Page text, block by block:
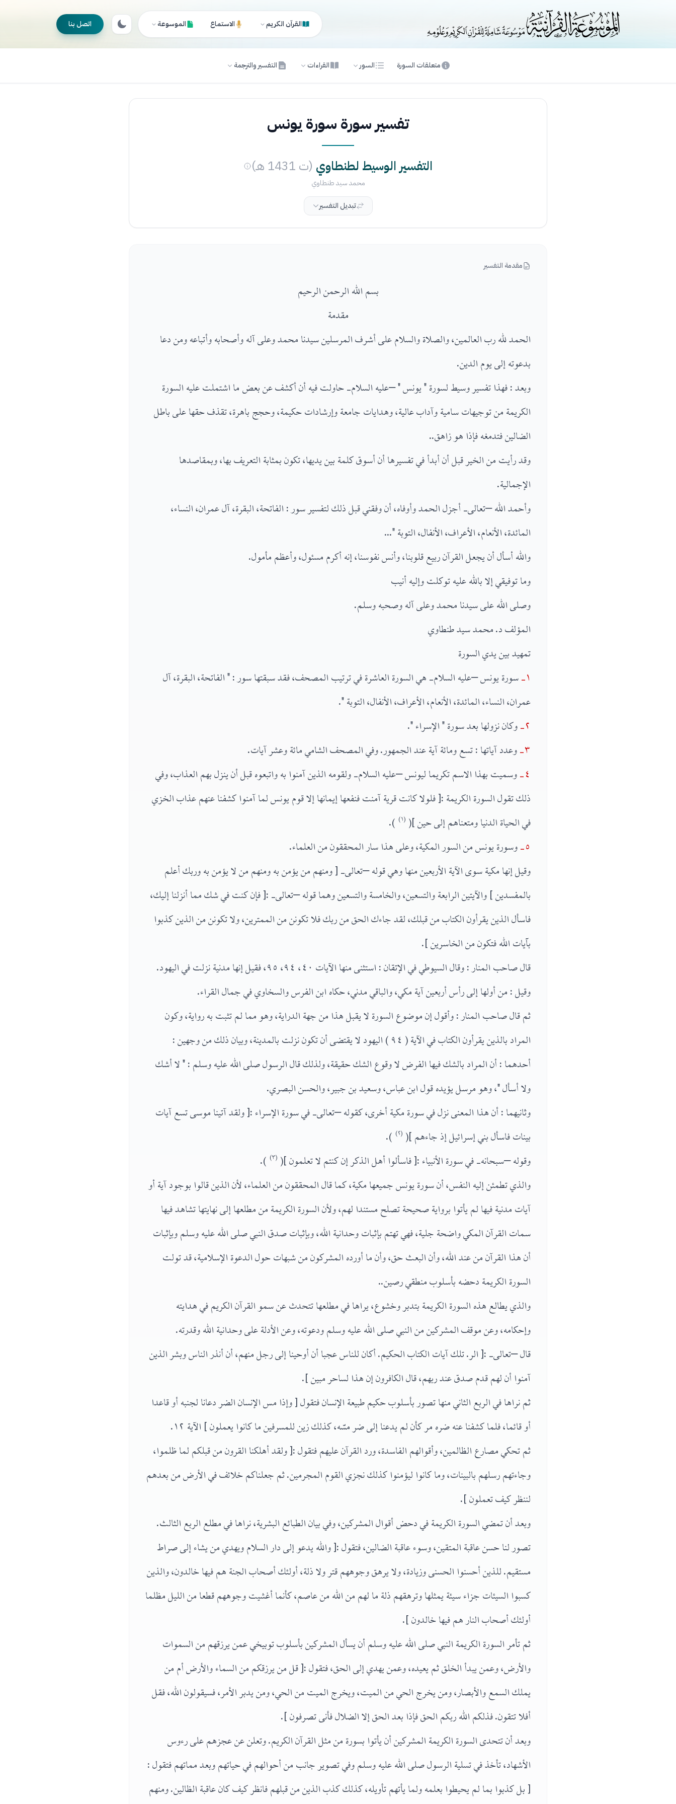
القرآن الكريم الاستماع الموسوعة اتصل بنا
متعلقات السورة السور القراءات التفسير والترجمة
تفسير سورة سورة يونس
التفسير الوسيط لطنطاوي (ت 1431 هـ)
محمد سيد طنطاوي
تبديل التفسير
مقدمة التفسير
بسم الله الرحمن الرحيم
مقدمة
الحمد لله رب العالمين، والصلاة والسلام على أشرف المرسلين سيدنا محمد وعلى آله وأصحابه وأتباعه ومن دعا
بدعوته إلى يوم الدين.
وبعد : فهذا تفسير وسيط لسورة " يونس " –عليه السلام- حاولت فيه أن أكشف عن بعض ما اشتملت عليه السورة
الكريمة من توجيهات سامية وآداب عالية، وهدايات جامعة وإرشادات حكيمة، وحجج باهرة، تقذف حقها على باطل
الضالين فتدمغه فإذا هو زاهق..
وقد رأيت من الخير قبل أن أبدأ في تفسيرها أن أسوق كلمة بين يديها، تكون بمثابة التعريف بها، وبمقاصدها
الإجمالية.
وأحمد الله –تعالى- أجزل الحمد وأوفاه، أن وفقني قبل ذلك لتفسير سور : الفاتحة، البقرة، آل عمران، النساء،
المائدة، الأنعام، الأعراف، الأنفال، التوبة "...
والله أسأل أن يجعل القرآن ربيع قلوبنا، وأنس نفوسنا، إنه أكرم مسئول، وأعظم مأمول.
وما توفيقي إلا بالله عليه توكلت وإليه أنيب
وصلى الله على سيدنا محمد وعلى آله وصحبه وسلم.
المؤلف د. محمد سيد طنطاوي
تمهيد بين يدي السورة
١- سورة يونس –عليه السلام- هي السورة العاشرة في ترتيب المصحف، فقد سبقتها سور : " الفاتحة، البقرة، آل
عمران، النساء، المائدة، الأنعام، الأعراف، الأنفال، التوبة ".
٢- وكان نزولها بعد سورة " الإسراء ".
٣- وعدد آياتها : تسع ومائة آية عند الجمهور. وفي المصحف الشامي مائة وعشر آيات.
٤- وسميت بهذا الاسم تكريما ليونس –عليه السلام- ولقومه الذين آمنوا به واتبعوه قبل أن ينزل بهم العذاب، وفي
ذلك تقول السورة الكريمة :[ فلولا كانت قرية آمنت فنفعها إيمانها إلا قوم يونس لما آمنوا كشفنا عنهم عذاب الخزي
في الحياة الدنيا ومتعناهم إلى حين ]( (١)
).
٥- وسورة يونس من السور المكية، وعلى هذا سار المحققون من العلماء.
وقيل إنها مكية سوى الآية الأربعين منها وهي قوله –تعالى- [ ومنهم من يؤمن به ومنهم من لا يؤمن به وربك أعلم
بالمفسدين ] والآيتين الرابعة والتسعين، والخامسة والتسعين وهما قوله –تعالى- :[ فإن كنت في شك مما أنزلنا إليك،
فاسأل الذين يقرأون الكتاب من قبلك، لقد جاءك الحق من ربك فلا تكونن من الممترين، ولا تكونن من الذين كذبوا
بآيات الله فتكون من الخاسرين ].
قال صاحب المنار : وقال السيوطي في الإتقان : استثنى منها الآيات ٤٠، ٩٤، ٩٥، فقيل إنها مدنية نزلت في اليهود.
وقيل : من أولها إلى رأس أربعين آية مكي، والباقي مدني، حكاه ابن الفرس والسخاوي في جمال القراء.
ثم قال صاحب المنار : وأقول إن موضوع السورة لا يقبل هذا من جهة الدراية، وهو مما لم تثبت به رواية، وكون
المراد بالذين يقرأون الكتاب في الآية ( ٩٤ ) اليهود لا يقتضى أن تكون نزلت بالمدينة، وبيان ذلك من وجهين :
أحدهما : أن المراد بالشك فيها الفرض لا وقوع الشك حقيقة، ولذلك قال الرسول صلى الله عليه وسلم : " لا أشك
ولا أسأل "، وهو مرسل يؤيده قول ابن عباس، وسعيد بن جبير، والحسن البصري.
وثانيهما : أن هذا المعنى نزل في سورة مكية أخرى، كقوله –تعالى- في سورة الإسراء :[ ولقد آتينا موسى تسع آيات
بينات فاسأل بني إسرائيل إذ جاءهم ]( (٢)
).
وقوله –سبحانه- في سورة الأنبياء :[ فاسألوا أهل الذكر إن كنتم لا تعلمون ]( (٣)
).
والذي تطمئن إليه النفس، أن سورة يونس جميعها مكية، كما قال المحققون من العلماء، لأن الذين قالوا بوجود آية أو
آيات مدنية فيها لم يأتوا برواية صحيحة تصلح مستندا لهم، ولأن السورة الكريمة من مطلعها إلى نهايتها تشاهد فيها
سمات القرآن المكي واضحة جلية، فهي تهتم بإثبات وحدانية الله، وبإثبات صدق النبي صلى الله عليه وسلم وبإثبات
أن هذا القرآن من عند الله، وأن البعث حق، وأن ما أورده المشركون من شبهات حول الدعوة الإسلامية، قد تولت
السورة الكريمة دحضه بأسلوب منطقي رصين..
والذي يطالع هذه السورة الكريمة بتدبر وخشوع، يراها في مطلعها تتحدث عن سمو القرآن الكريم في هدايته
وإحكامه، وعن موقف المشركين من النبي صلى الله عليه وسلم ودعوته، وعن الأدلة على وحدانية الله وقدرته.
قال –تعالى- :[ الر. تلك آيات الكتاب الحكيم. أكان للناس عجبا أن أوحينا إلى رجل منهم، أن أنذر الناس وبشر الذين
آمنوا أن لهم قدم صدق عند ربهم، قال الكافرون إن هذا لساحر مبين ].
ثم نراها في الربع الثاني منها تصور بأسلوب حكيم طبيعة الإنسان فتقول [ وإذا مس الإنسان الضر دعانا لجنبه أو قاعدا
أو قائما، فلما كشفنا عنه ضره مر كأن لم يدعنا إلى ضر مسّه، كذلك زين للمسرفين ما كانوا يعملون ] الآية ١٢.
ثم تحكي مصارع الظالمين، وأقوالهم الفاسدة، ورد القرآن عليهم فتقول :[ ولقد أهلكنا القرون من قبلكم لما ظلموا،
وجاءتهم رسلهم بالبينات، وما كانوا ليؤمنوا كذلك نجزي القوم المجرمين. ثم جعلناكم خلائف في الأرض من بعدهم
لننظر كيف تعملون ].
وبعد أن تمضي السورة الكريمة في دحض أقوال المشركين، وفي بيان الطبائع البشرية، نراها في مطلع الربع الثالث.
تصور لنا حسن عاقبة المتقين، وسوء عاقبة الضالين، فتقول :[ والله يدعو إلى دار السلام ويهدي من يشاء إلى صراط
مستقيم. للذين أحسنوا الحسنى وزيادة، ولا يرهق وجوههم قتر ولا ذلة، أولئك أصحاب الجنة هم فيها خالدون، والذين
كسبوا السيئات جزاء سيئة يمثلها وترهقهم ذلة ما لهم من الله من عاصم، كأنما أغشيت وجوههم قطعا من الليل مظلما
أولئك أصحاب النار هم فيها خالدون ].
ثم تأمر السورة الكريمة النبي صلى الله عليه وسلم أن يسأل المشركين بأسلوب توبيخي عمن يرزقهم من السموات
والأرض، وعمن يبدأ الخلق ثم يعيده، وعمن يهدي إلى الحق، فتقول :[ قل من يرزقكم من السماء والأرض أم من
يملك السمع والأبصار، ومن يخرج الحي من الميت، ويخرج الميت من الحي، ومن يدبر الأمر، فسيقولون الله، فقل
أفلا تتقون. فذلكم الله ربكم الحق فإذا بعد الحق إلا الضلال فأنى تصرفون ].
وبعد أن تتحدى السورة الكريمة المشركين أن يأتوا بسورة من مثل القرآن الكريم. وتعلن عن عجزهم على رءوس
الأشهاد، تأخذ في تسلية الرسول صلى الله عليه وسلم وفي تصوير جانب من أحوالهم في حياتهم وبعد مماتهم فتقول :
[ بل كذبوا بما لم يحيطوا بعلمه ولما يأتهم تأويله، كذلك كذب الذين من قبلهم فانظر كيف كان عاقبة الظالين. ومنهم